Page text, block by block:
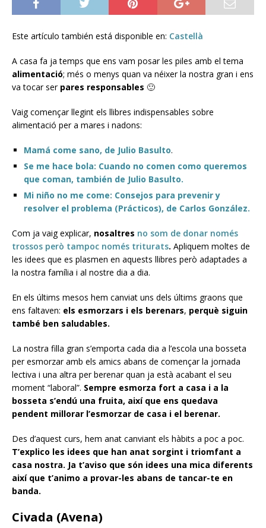
Este artículo también está disponible en: Castellà
A casa fa ja temps que ens vam posar les piles amb el tema
alimentació; més o menys quan va néixer la nostra gran i ens
va tocar ser pares responsables 🙂
Vaig començar llegint els llibres indispensables sobre
alimentació per a mares i nadons:
Mamá come sano, de Julio Basulto.
Se me hace bola: Cuando no comen como queremos
que coman, también de Julio Basulto.
Mi niño no me come: Consejos para prevenir y
resolver el problema (Prácticos), de Carlos González.
Com ja vaig explicar, nosaltres no som de donar només
trossos però tampoc només triturats. Apliquem moltes de
les idees que es plasmen en aquests llibres però adaptades a
la nostra família i al nostre dia a dia.
En els últims mesos hem canviat uns dels últims graons que
ens faltaven: els esmorzars i els berenars, perquè siguin
també ben saludables.
La nostra filla gran s’emporta cada dia a l’escola una bosseta
per esmorzar amb els amics abans de començar la jornada
lectiva i una altra per berenar quan ja està acabant el seu
moment “laboral”. Sempre esmorza fort a casa i a la
bosseta s’endú una fruita, així que ens quedava
pendent millorar l’esmorzar de casa i el berenar.
Des d’aquest curs, hem anat canviant els hàbits a poc a poc.
T’explico les idees que han anat sorgint i triomfant a
casa nostra. Ja t’aviso que són idees una mica diferents
així que t’animo a provar-les abans de tancar-te en
banda.
Civada (Avena)